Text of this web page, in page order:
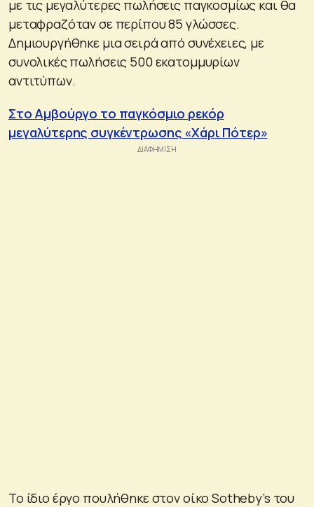
με τις μεγαλύτερες πωλήσεις παγκοσμίως και θα
μεταφραζόταν σε περίπου 85 γλώσσες.
Δημιουργήθηκε μια σειρά από συνέχειες, με
συνολικές πωλήσεις 500 εκατομμυρίων
αντιτύπων.
Στο Αμβούργο το παγκόσμιο ρεκόρ
μεγαλύτερης συγκέντρωσης «Χάρι Πότερ»
Το ίδιο έργο πουλήθηκε στον οίκο Sotheby’s του